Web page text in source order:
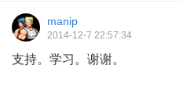
manip
2014-12-7 22:57:34
支持。学习。谢谢。